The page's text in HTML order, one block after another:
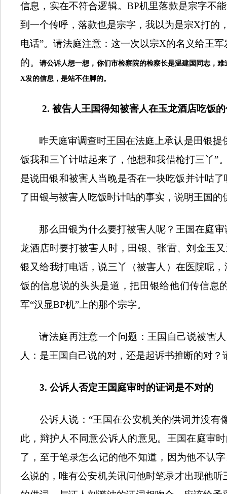
信息，实在不符合逻辑。 BP机里落款是宗字不
到一个传呼，落款也是宗字，我以为是宗X打的
电话”。请法庭注意：这一次以宗X的名义给王
的。请公诉人想一想，你们市检察院的检察长是温建国同志，
X发的信息，是站不住脚的。
2.被告人王国得知被害人在玉龙酒店吃饭
昨天庭审调查时王国在法庭上承认 是田银提
饭我和三丫计咕起来了，他想和我借枪打三丫”
是说田银和被害人当晚是否在一块吃饭并计咕
了田银与被害人吃饭时计咕的事实，说明王国的
那么田银为什么要打被害人呢？王国在庭
龙酒店时要打被害人时，田银、张雷、刘金玉
银又给我打电话，说三丫（被害人）在医院呢
饭的信息说的头头是道，把田银给他们传信息
军“汉显BP机”上的那个宗字。
请法庭再注意一个问题：王国自己说被害
人：是王国自己说的对，还是起诉书推断的对
3. 公诉人否定王国庭审时的证词是不对的
公诉人说：“王国在公安机关的供词并没有
此，辩护人不同意公诉人的意见。王国在庭审
了，至于笔录怎么记的他不知道，因为他不认
么说的，唯有公安机关讯问他时笔录才出现他